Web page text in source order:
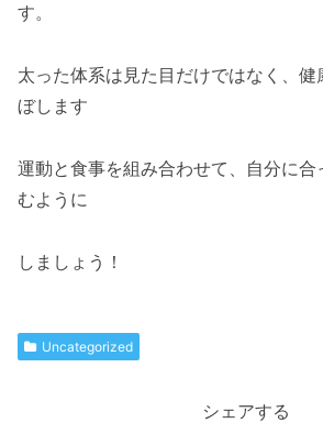
す。
太った体系は見た目だけではなく、健
ぼします
運動と食事を組み合わせて、自分に合
むように
しましょう！
Uncategorized
シェアする